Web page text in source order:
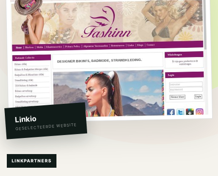
Linkio
GESELECTEERDE WEBSITE
LINKPARTNERS